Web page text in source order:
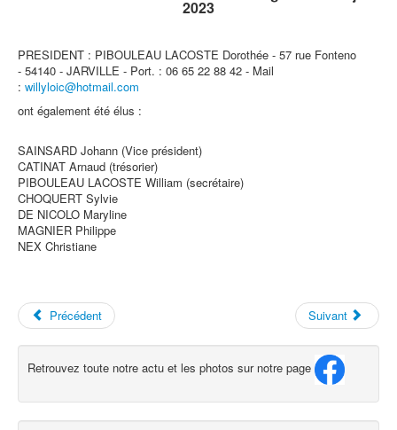
2023
PRESIDENT : PIBOULEAU LACOSTE Dorothée - 57 rue Fonteno
- 54140 - JARVILLE - Port. : 06 65 22 88 42 - Mail
: willyloic@hotmail.com
ont également été élus :
SAINSARD Johann (Vice président)
CATINAT Arnaud (trésorier)
PIBOULEAU LACOSTE William (secrétaire)
CHOQUERT Sylvie
DE NICOLO Maryline
MAGNIER Philippe
NEX Christiane
Précédent Suivant
Retrouvez toute notre actu et les photos sur notre page